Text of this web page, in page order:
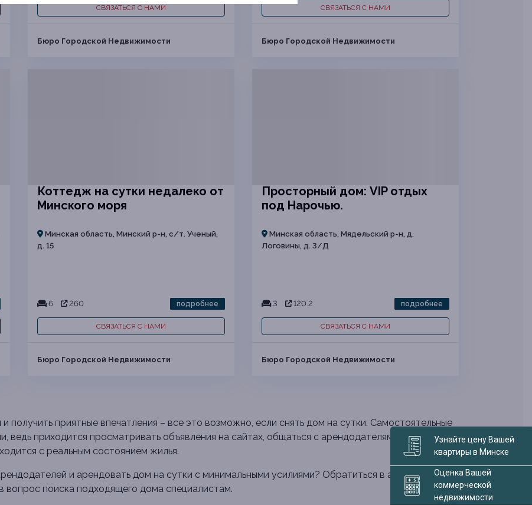
СВЯЗАТЬСЯ С НАМИ
Бюро Городской Недвижимости
СВЯЗАТЬСЯ С НАМИ
Бюро Городской Недвижимости
Коттедж на сутки недалеко от
Минского моря
Минская область, Минский р-н, с/т. Ученый,
д. 15
6 260 подробнее
СВЯЗАТЬСЯ С НАМИ
Бюро Городской Недвижимости
Просторный дом: VIP отдых
под Нарочью.
Минская область, Мядельский р-н, д.
Логовины, д. 3/Д
3 120.2 подробнее
СВЯЗАТЬСЯ С НАМИ
Бюро Городской Недвижимости
получить приятные впечатления – все это возможно, если снять дом на сутки. Самостоятельные
ведь приходится просматривать объявления на сайтах, общаться с арендодателями. Бывает так,
с реальным состоянием жилья.
и арендовать дом на сутки с минимальными усилиями? Обратиться в агентство
поиска подходящего дома специалистам.
Узнайте цену Вашей
квартиры в Минске
Оценка Вашей
коммерческой
недвижимости